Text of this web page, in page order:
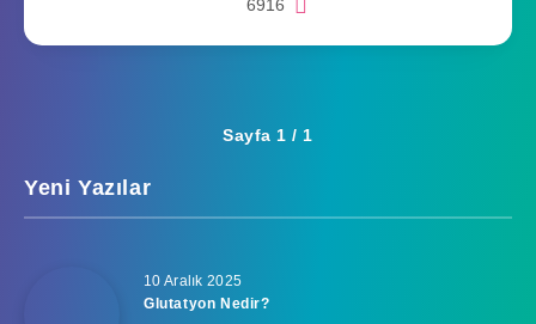
6916
Sayfa 1 / 1
Yeni Yazılar
10 Aralık 2025
Glutatyon Nedir?